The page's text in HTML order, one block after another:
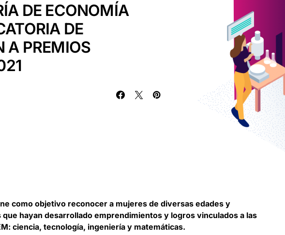
DE ECONOMÍA
DE
A PREMIOS
como objetivo reconocer a mujeres de diversas edades y
que hayan desarrollado emprendimientos y logros vinculados a las
ciencia, tecnología, ingeniería y matemáticas.